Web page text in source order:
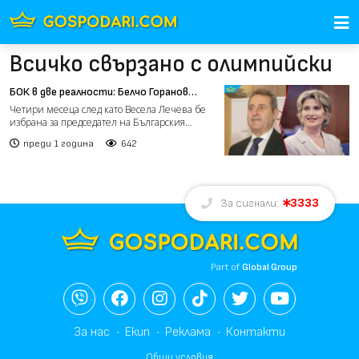
Всичко свързано с олимпийски
БОК в две реалности: Белчо Горанов
намеква за дело срещу МОК, Лечева
поема олимпийските игри
Четири месеца след като Весела Лечева бе
избрана за председател на Българския
преди 1 година 642
За сигнали: 3333
Part ofGlobal Group
За нас Екип Реклама Контакти